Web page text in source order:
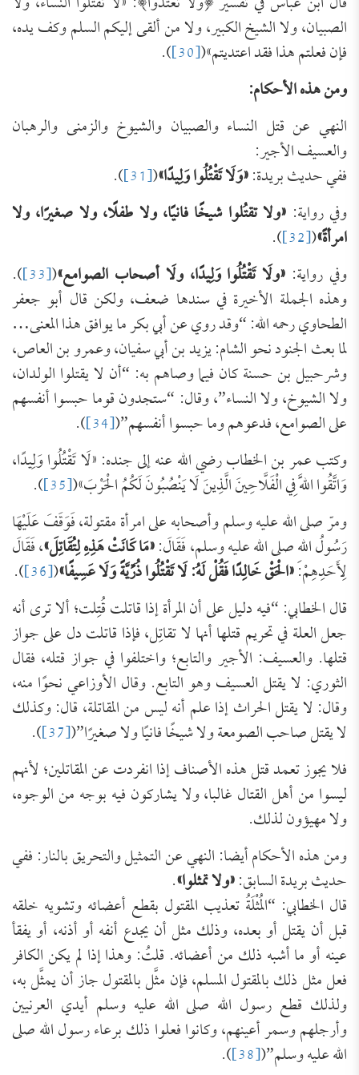
الصبيان، ولا الشيخ الكبير، ولا من ألقى إليكم السلم وكف يده،
فإن فعلتم هذا فقد اعتديتم»([30]
).
ومن هذه الأحكام:
النهي عن قتل النساء والصبيان والشيوخ والزمنى والرهبان
والعسيف الأجير:
ففي حديث بريدة: ‌«وَلَاتَقْتُلُوا وَلِيدًا»(
[31]
).
وفي رواية: «ولاتقتُلوا شيخًا فانيًا، ولا طفلًا، ولا صغيرًا، ولا
امرأةً»(
[32]
).
وفي رواية: «ولَاتَقْتُلُوا وَلِيدًا، ولَا أصحاب الصوامع»(
[33]
).
وهذه الجملة الأخيرة في سندها ضعف، ولكن قال أبو جعفر
الطحاوي رحمه الله: “وقد روي عن أبي بكر ما يوافق هذا المعنى…
لما بعث الجنود نحو الشام: يزيد بن أبي سفيان، وعمرو بن العاص،
وشرحبيل بن حسنة كان فيما وصاهم به: “أن لا يقتلوا الولدان،
ولا الشيوخ، ولا النساء”، وقال: “ستجدون قوما حبسوا أنفسهم
على الصوامع، فدعوهم وما حبسوا أنفسهم”([34]
).
وكتب عمر بن الخطاب رضي الله عنه إلى جنده: «لَا ‌تَقْتُلُوا وَلِيدًا،
وَاتَّقُوا اللَّهَ فِي الْفَلَّاحِينَ الَّذِينَ لَا يَنْصُبُونَ لَكُمُ الْحَرْبَ»([35]
).
ومرّ صلى الله عليه وسلم وأصحابه على امرأة مقتولة، فَوَقَفَ عَلَيْهَا
رَسُولُ اللهِ صلى الله عليه وسلم، فَقَالَ:«مَا كَانَتْ هَذِهِ لِتُقَاتِلَ»، فَقَالَ
لِأَحَدِهِمْ:«الْحَقْ خَالِدًا فَقُلْ لَهُ: لَا تَقْتُلُوا ذُرِّيَّةًوَلَاعَسِيفًا»(
[36]
).
قال الخطابي: “فيه دليل على أن المرأة إذا قاتلت قُتِلت؛ ألا ترى أنه
جعل العلة في تحريم قتلها أنها لا تقاتِل، فإذا قاتلت دل على جواز
قتلها. والعسيف: الأجير والتابع؛ واختلفوا في جواز قتله، فقال
الثوري: لا يقتل العسيف وهو التابع. وقال الأوزاعي نحوًا منه،
وقال: لا يقتل الحراث إذا علم أنه ليس من المقاتلة، قال: وكذلك
لا يقتل صاحب الصومعة ولا شيخًا فانيًا ولا صغيرًا”([37]
).
فلا يجوز تعمد قتل هذه الأصناف إذا انفردت عن المقاتلين؛ لأنهم
ليسوا من أهل القتال غالبا، ولا يشاركون فيه بوجه من الوجوه،
ولا مهيؤون لذلك.
ومن هذه الأحكام أيضا: النهي عن التمثيل والتحريق بالنار: ففي
حديث بريدة السابق:«ولا تمثلوا».
قال الخطابي: “المُثْلَةُ تعذيب المقتول بقطع أعضائه وتشويه خلقه
قبل أن يقتل أو بعده، وذلك مثل أن يجدع أنفه أو أذنه، أو يفقأ
عينه أو ما أشبه ذلك من أعضائه. قلتُ: وهذا إذا لم يكن الكافر
فعل مثل ذلك بالمقتول المسلم، فإن مثَّل بالمقتول جاز أن يمثَّل به،
ولذلك قطع رسول الله صلى الله عليه وسلم أيدي العرنيين
وأرجلهم وسمر أعينهم، وكانوا فعلوا ذلك برعاء رسول الله صلى
الله عليه وسلم”([38]
).